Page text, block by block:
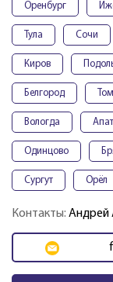
Оренбург
Тула Сочи
Киров
Белгород
Вологда
Одинцово
Сургут Орёл
Контакты: Андрей